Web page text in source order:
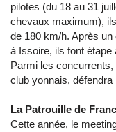
pilotes (du 18 au 31
chevaux maximum),
de 180 km/h. Après un
à Issoire, ils font étape
Parmi les
club yonnais,
La Patrouille de
Cette année, le